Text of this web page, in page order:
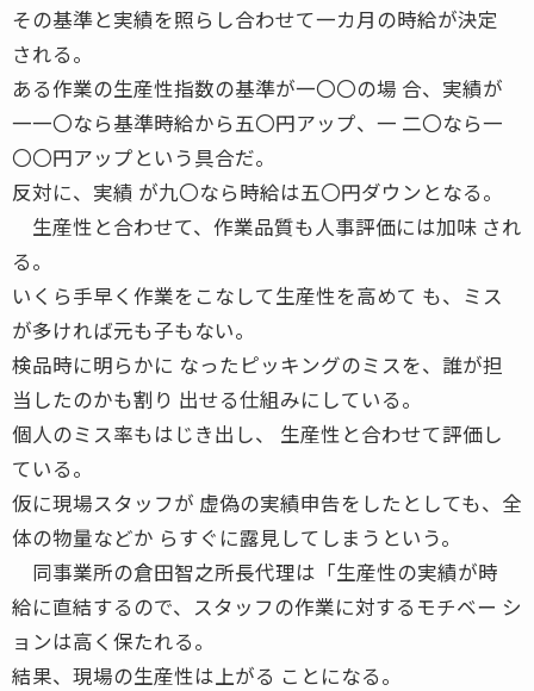
その基準と実績を照らし合わせて一カ月の時給が決定
される。
ある作業の生産性指数の基準が一〇〇の場 合、実績が
一一〇なら基準時給から五〇円アップ、一 二〇なら一
〇〇円アップという具合だ。
反対に、実績 が九〇なら時給は五〇円ダウンとなる。
生産性と合わせて、作業品質も人事評価には加味 され
る。
いくら手早く作業をこなして生産性を高めて も、ミス
が多ければ元も子もない。
検品時に明らかに なったピッキングのミスを、誰が担
当したのかも割り 出せる仕組みにしている。
個人のミス率もはじき出し、 生産性と合わせて評価し
ている。
仮に現場スタッフが 虚偽の実績申告をしたとしても、全
体の物量などか らすぐに露見してしまうという。
同事業所の倉田智之所長代理は「生産性の実績が時
給に直結するので、スタッフの作業に対するモチベー シ
ョンは高く保たれる。
結果、現場の生産性は上がる ことになる。